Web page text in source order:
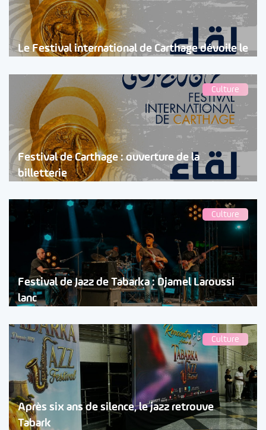
Le Festival international de Carthage dévoile le
Culture
Festival de Carthage : ouverture de la
billetterie
Culture
Festival de Jazz de Tabarka : Djamel Laroussi
lanc
Culture
Après six ans de silence, le jazz retrouve
Tabark